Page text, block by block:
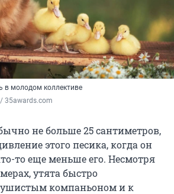
в молодом коллективе
35awards.com
не больше 25 сантиметров,
этого песика, когда он
то еще меньше его. Несмотря
утята быстро
компаньоном и к